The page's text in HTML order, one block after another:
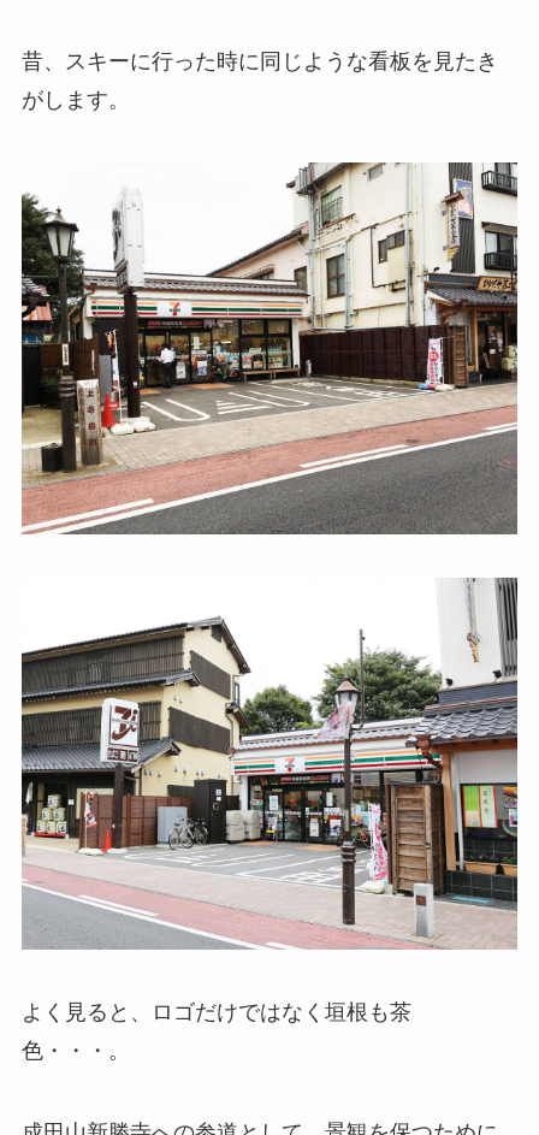
昔、スキーに行った時に同じような看板を見たき
がします。
よく見ると、ロゴだけではなく垣根も茶
色・・・。